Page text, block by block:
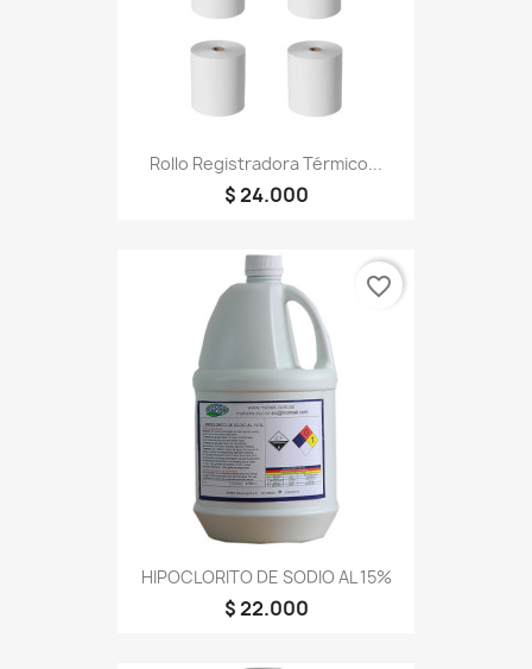
Rollo Registradora Térmico...
$ 24.000
HIPOCLORITO DE SODIO AL 15%
$ 22.000
favorite_border